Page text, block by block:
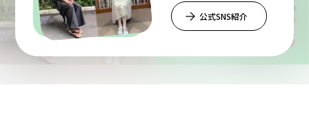
公式SNS紹介